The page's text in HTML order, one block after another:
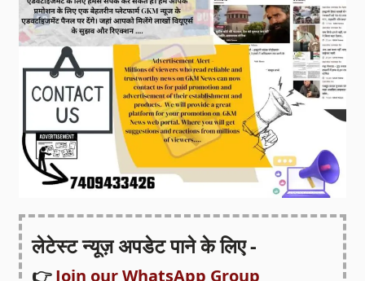
लेटेस्ट न्यूज़ अपडेट पाने के लिए -
👉Join our WhatsApp Group